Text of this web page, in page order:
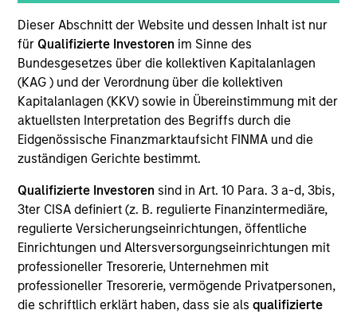
Dieser Abschnitt der Website und dessen Inhalt ist nur
für Qualifizierte Investoren im Sinne des
Bundesgesetzes über die kollektiven Kapitalanlagen
(KAG ) und der Verordnung über die kollektiven
Kapitalanlagen (KKV) sowie in Übereinstimmung mit der
aktuellsten Interpretation des Begriffs durch die
Eidgenössische Finanzmarktaufsicht FINMA und die
zuständigen Gerichte bestimmt.
Qualifizierte Investoren sind in Art. 10 Para. 3 a-d, 3bis,
3ter CISA definiert (z. B. regulierte Finanzintermediäre,
regulierte Versicherungseinrichtungen, öffentliche
Einrichtungen und Altersversorgungseinrichtungen mit
professioneller Tresorerie, Unternehmen mit
professioneller Tresorerie, vermögende Privatpersonen,
die schriftlich erklärt haben, dass sie alsqualifizierte
and equity-related investments with impact.
Overview
Morgan Stanley Next Level is the impact-focused
Management that makes privately negotiated equity
and equity-related venture capital investments in
primarily early-stage technology and technology-
enabled companies to promote financial inclusion for
businesses that lack investing from traditional sources.